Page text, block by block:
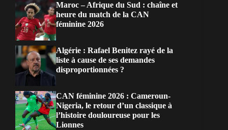
Maroc – Afrique du Sud : chaîne et
heure du match de la CAN
féminine 2026
Algérie : Rafael Benitez rayé de la
liste à cause de ses demandes
disproportionnées ?
CAN féminine 2026 : Cameroun-
Nigeria, le retour d’un classique à
l’histoire douloureuse pour les
Lionnes